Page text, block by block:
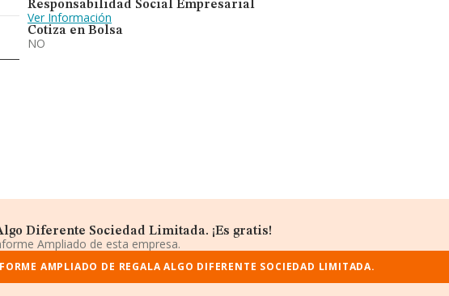
Responsabilidad Social Empresarial
Ver Información
Cotiza en Bolsa
NO
Diferente Sociedad Limitada. ¡Es gratis!
Ampliado de esta empresa.
AMPLIADO DE REGALA ALGO DIFERENTE SOCIEDAD LIMITADA.